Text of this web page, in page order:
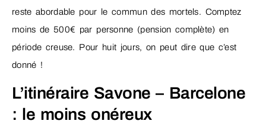
reste abordable pour le commun des mortels. Comptez
moins de 500€ par personne (pension complète) en
période creuse. Pour huit jours, on peut dire que c’est
donné !
L’itinéraire Savone – Barcelone
: le moins onéreux